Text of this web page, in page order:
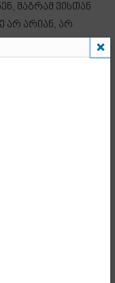
მაგრამ ვისთან
არ არიან, არ
საერთოდ არ